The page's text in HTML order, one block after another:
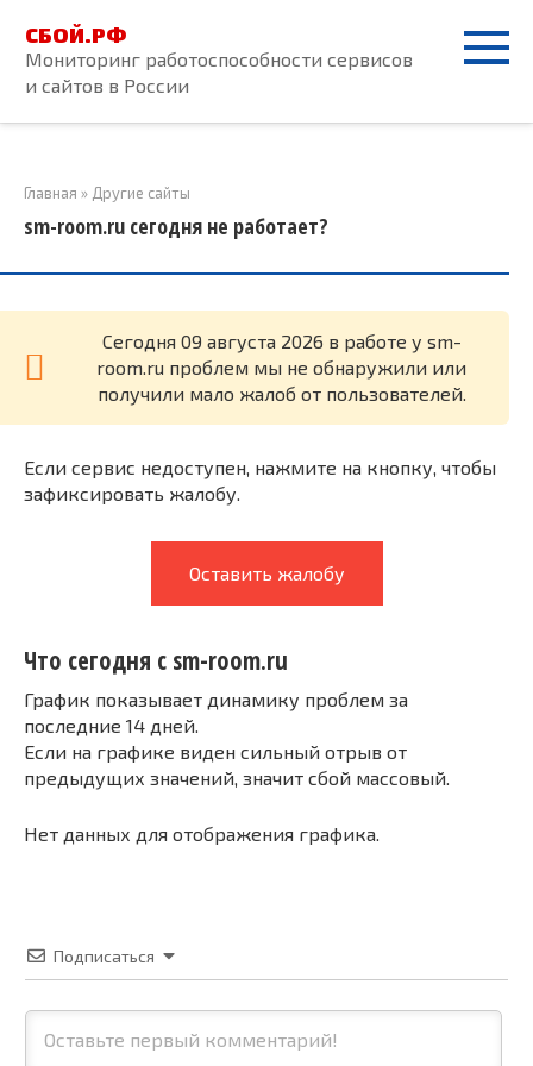
контенту
СБОЙ.РФ
Мониторинг работоспособности сервисов
и сайтов в России
Главная » Другие сайты
sm-room.ru сегодня не работает?
Cегодня 09 августа 2026 в работе у sm-
room.ru проблем мы не обнаружили или
получили мало жалоб от пользователей.
Если сервис недоступен, нажмите на кнопку, чтобы
зафиксировать жалобу.
Оставить жалобу
Что сегодня с sm-room.ru
График показывает динамику проблем за
последние 14 дней.
Если на графике виден сильный отрыв от
предыдущих значений, значит сбой массовый.
Нет данных для отображения графика.
Подписаться